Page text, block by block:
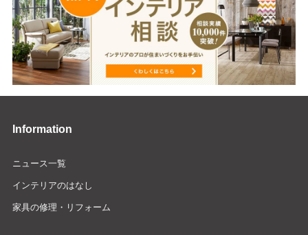
Information
ニュース一覧
インテリアのはなし
家具の修理・リフォーム